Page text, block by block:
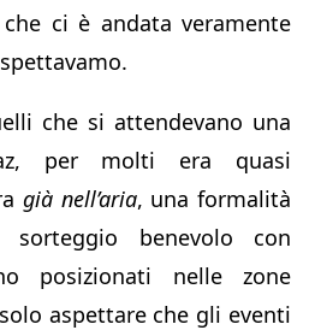
ci è andata veramente
che si attendevano una
per molti era quasi
già nell’aria, una formalità
benevolo con
posizionati nelle zone
aspettare che gli eventi